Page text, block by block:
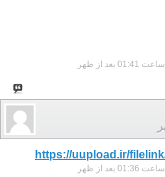
01:41 بعد از ظهر
https://uupload.ir/
01:36 بعد از ظهر